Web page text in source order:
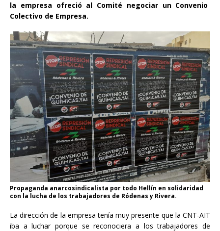
la empresa ofreció al Comité negociar un Convenio
Colectivo de Empresa.
Propaganda anarcosindicalista por todo Hellín en solidaridad
con la lucha de los trabajadores de Ródenas y Rivera.
La dirección de la empresa tenía muy presente que la CNT-AIT
iba a luchar porque se reconociera a los trabajadores de